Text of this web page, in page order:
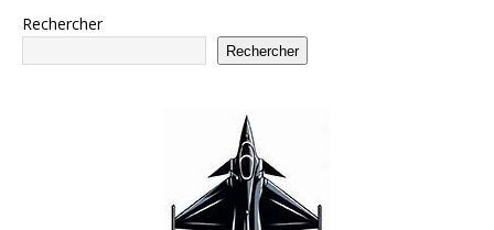
Rechercher
Rechercher